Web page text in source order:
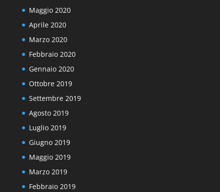
Maggio 2020
Aprile 2020
Marzo 2020
Febbraio 2020
Gennaio 2020
Ottobre 2019
Settembre 2019
Agosto 2019
Luglio 2019
Giugno 2019
Maggio 2019
Marzo 2019
Febbraio 2019